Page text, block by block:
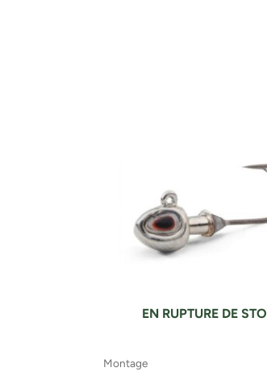
EN RUPTURE DE
Montage